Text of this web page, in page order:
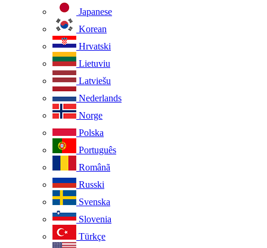
Japanese
Korean
Hrvatski
Lietuviu
Latviešu
Nederlands
Norge
Polska
Português
Românã
Russki
Svenska
Slovenia
Türkçe